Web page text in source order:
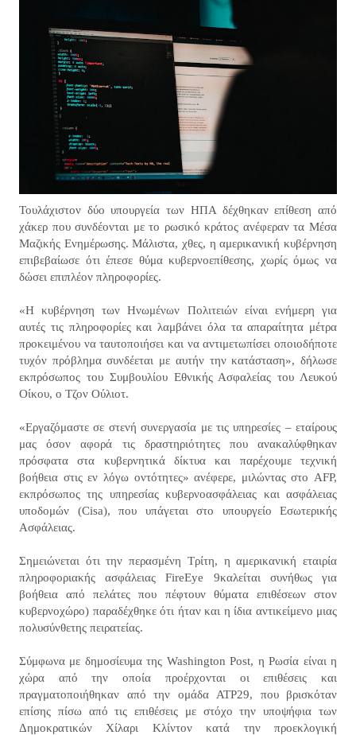
Τουλάχιστον δύο υπουργεία των ΗΠΑ δέχθηκαν επίθεση από
χάκερ που συνδέονται με το ρωσικό κράτος ανέφεραν τα Μέσα
Μαζικής Ενημέρωσης. Μάλιστα, χθες, η αμερικανική κυβέρνηση
επιβεβαίωσε ότι έπεσε θύμα κυβερνοεπίθεσης, χωρίς όμως να
δώσει επιπλέον πληροφορίες.
«Η κυβέρνηση των Ηνωμένων Πολιτειών είναι ενήμερη για
αυτές τις πληροφορίες και λαμβάνει όλα τα απαραίτητα μέτρα
προκειμένου να ταυτοποιήσει και να αντιμετωπίσει οποιοδήποτε
τυχόν πρόβλημα συνδέεται με αυτήν την κατάσταση», δήλωσε
εκπρόσωπος του Συμβουλίου Εθνικής Ασφαλείας του Λευκού
Οίκου, ο Τζον Ούλιοτ.
«Εργαζόμαστε σε στενή συνεργασία με τις υπηρεσίες – εταίρους
μας όσον αφορά τις δραστηριότητες που ανακαλύφθηκαν
πρόσφατα στα κυβερνητικά δίκτυα και παρέχουμε τεχνική
βοήθεια στις εν λόγω οντότητες» ανέφερε, μιλώντας στο AFP,
εκπρόσωπος της υπηρεσίας κυβερνοασφάλειας και ασφάλειας
υποδομών (Cisa), που υπάγεται στο υπουργείο Εσωτερικής
Ασφάλειας.
Σημειώνεται ότι την περασμένη Τρίτη, η αμερικανική εταιρία
πληροφοριακής ασφάλειας FireEye 9καλείται συνήθως για
βοήθεια από πελάτες που πέφτουν θύματα επιθέσεων στον
κυβερνοχώρο) παραδέχθηκε ότι ήταν και η ίδια αντικείμενο μιας
πολυσύνθετης πειρατείας.
Σύμφωνα με δημοσίευμα της Washington Post, η Ρωσία είναι η
χώρα από την οποία προέρχονται οι επιθέσεις και
πραγματοποιήθηκαν από την ομάδα ATP29, που βρισκόταν
επίσης πίσω από τις επιθέσεις με στόχο την υποψήφια των
Δημοκρατικών Χίλαρι Κλίντον κατά την προεκλογική